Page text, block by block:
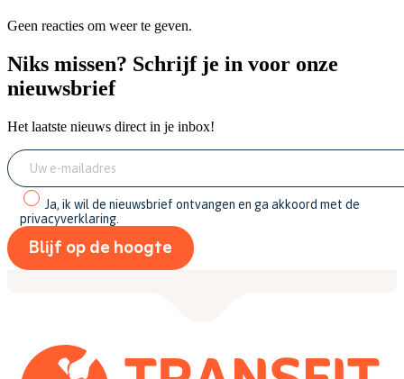
Geen reacties om weer te geven.
Niks missen? Schrijf je in voor onze
nieuwsbrief
Het laatste nieuws direct in je inbox!
Ja, ik wil de nieuwsbrief ontvangen en ga akkoord met de
privacyverklaring.